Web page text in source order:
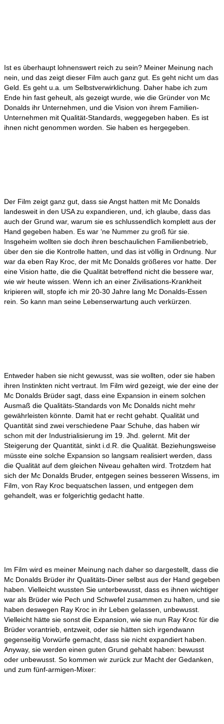
Ist es überhaupt lohnenswert reich zu sein? Meiner Meinung nach
nein, und das zeigt dieser Film auch ganz gut. Es geht nicht um das
Geld. Es geht u.a. um Selbstverwirklichung. Daher habe ich zum
Ende hin fast geheult, als gezeigt wurde, wie die Gründer von Mc
Donalds ihr Unternehmen, und die Vision von ihrem Familien-
Unternehmen mit Qualität-Standards, weggegeben haben. Es ist
ihnen nicht genommen worden. Sie haben es hergegeben.
Der Film zeigt ganz gut, dass sie Angst hatten mit Mc Donalds
landesweit in den USA zu expandieren, und, ich glaube, dass das
auch der Grund war, warum sie es schlussendlich komplett aus der
Hand gegeben haben. Es war ‘ne Nummer zu groß für sie.
Insgeheim wollten sie doch ihren beschaulichen Familienbetrieb,
über den sie die Kontrolle hatten, und das ist völlig in Ordnung. Nur
war da eben Ray Kroc, der mit Mc Donalds größeres vor hatte. Der
eine Vision hatte, die die Qualität betreffend nicht die bessere war,
wie wir heute wissen. Wenn ich an einer Zivilisations-Krankheit
kripieren will, stopfe ich mir 20-30 Jahre lang Mc Donalds-Essen
rein. So kann man seine Lebenserwartung auch verkürzen.
Entweder haben sie nicht gewusst, was sie wollten, oder sie haben
ihren Instinkten nicht vertraut. Im Film wird gezeigt, wie der eine der
Mc Donalds Brüder sagt, dass eine Expansion in einem solchen
Ausmaß die Qualitäts-Standards von Mc Donalds nicht mehr
gewährleisten könnte. Damit hat er recht gehabt. Qualität und
Quantität sind zwei verschiedene Paar Schuhe, das haben wir
schon mit der Industrialisierung im 19. Jhd. gelernt. Mit der
Steigerung der Quantität, sinkt i.d.R. die Qualität. Beziehungsweise
müsste eine solche Expansion so langsam realisiert werden, dass
die Qualität auf dem gleichen Niveau gehalten wird. Trotzdem hat
sich der Mc Donalds Bruder, entgegen seines besseren Wissens, im
Film, von Ray Kroc bequatschen lassen, und entgegen dem
gehandelt, was er folgerichtig gedacht hatte.
Im Film wird es meiner Meinung nach daher so dargestellt, dass die
Mc Donalds Brüder ihr Qualitäts-Diner selbst aus der Hand gegeben
haben. Vielleicht wussten Sie unterbewusst, dass es ihnen wichtiger
war als Brüder wie Pech und Schwefel zusammen zu halten, und sie
haben deswegen Ray Kroc in ihr Leben gelassen, unbewusst.
Vielleicht hätte sie sonst die Expansion, wie sie nun Ray Kroc für die
Brüder vorantrieb, entzweit, oder sie hätten sich irgendwann
gegenseitig Vorwürfe gemacht, dass sie nicht expandiert haben.
Anyway, sie werden einen guten Grund gehabt haben: bewusst
oder unbewusst. So kommen wir zurück zur Macht der Gedanken,
und zum fünf-armigen-Mixer: